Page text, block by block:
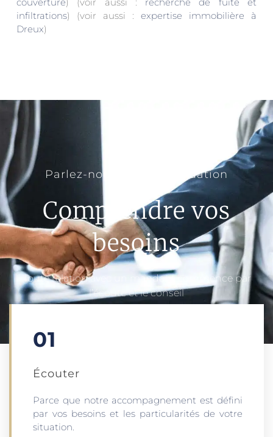
couverture) (voir aussi : recherche de fuite et
infiltrations) (voir aussi : expertise immobilière à
Dreux)
Parlez-nous de votre situation
Comprendre vos
besoins
Toute relation avec un mandant commence par
l’écoute et le conseil
01
Écouter​
Parce que notre accompagnement est défini
par vos besoins et les particularités de votre
situation.